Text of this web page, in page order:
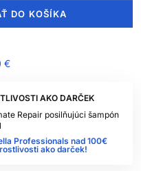
AKO DARČEK
Repair posilňujúci šampón
Professionals nad 100€
ako darček!
DO KOŠÍKA
€